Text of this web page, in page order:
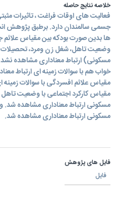
خلاصه نتایج حاصله
فعالیت های اوقات فراغت ، تاثیرات
جسمی سالمندان دارد. برطبق پژوهش
ها بدین صورت بودکه بین مقیاس
وضعیت تاهل، شغل زن ومرد، تحصیلات
مسکونی) ارتباط معناداری مشاهده
خواب هم با سوالات زمینه ای ارتباط
مقیاس علائم افسردگی با سوالات
مقیاس کارکرد اجتماعی با وضعیت
مسکونی ارتباط معناداری مشاهده شد.
مسکونی ارتباط معناداری مشاهده شد.
فایل های پژوهش
فایل